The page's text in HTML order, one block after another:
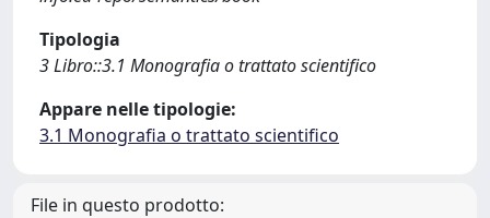
Tipologia
3 Libro::3.1 Monografia o trattato scientifico
Appare nelle tipologie:
3.1 Monografia o trattato scientifico
File in questo prodotto: